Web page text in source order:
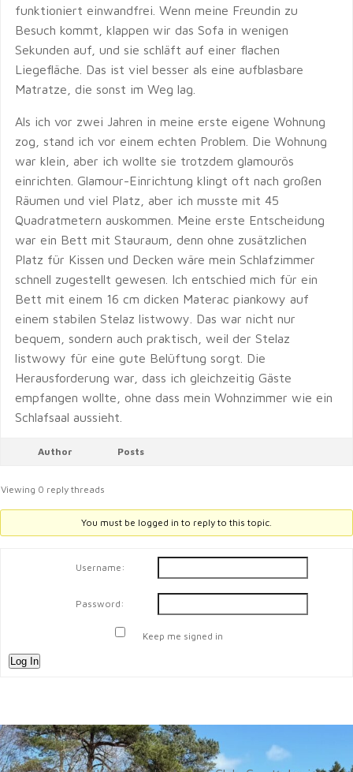
funktioniert einwandfrei. Wenn meine Freundin zu
Besuch kommt, klappen wir das Sofa in wenigen
Sekunden auf, und sie schläft auf einer flachen
Liegefläche. Das ist viel besser als eine aufblasbare
Matratze, die sonst im Weg lag.
Als ich vor zwei Jahren in meine erste eigene Wohnung
zog, stand ich vor einem echten Problem. Die Wohnung
war klein, aber ich wollte sie trotzdem glamourös
einrichten. Glamour-Einrichtung klingt oft nach großen
Räumen und viel Platz, aber ich musste mit 45
Quadratmetern auskommen. Meine erste Entscheidung
war ein Bett mit Stauraum, denn ohne zusätzlichen
Platz für Kissen und Decken wäre mein Schlafzimmer
schnell zugestellt gewesen. Ich entschied mich für ein
Bett mit einem 16 cm dicken Materac piankowy auf
einem stabilen Stelaz listwowy. Das war nicht nur
bequem, sondern auch praktisch, weil der Stelaz
listwowy für eine gute Belüftung sorgt. Die
Herausforderung war, dass ich gleichzeitig Gäste
empfangen wollte, ohne dass mein Wohnzimmer wie ein
Schlafsaal aussieht.
Author Posts
Viewing 0 reply threads
You must be logged in to reply to this topic.
Username:
Password:
Keep me signed in
Log In